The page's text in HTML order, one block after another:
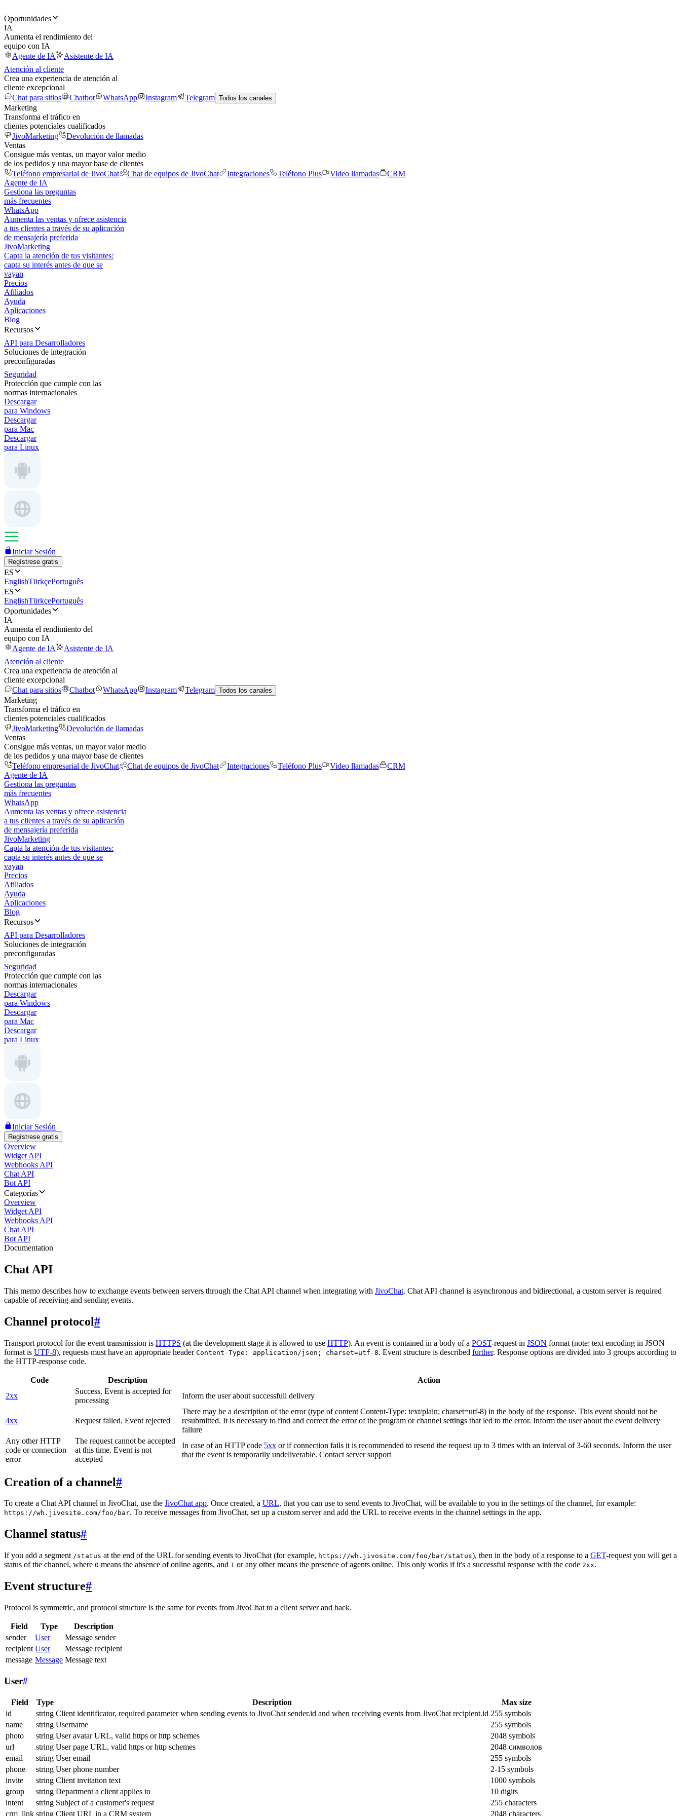
Oportunidades
IA
Aumenta el rendimiento del
equipo con IA
Agente de IA
Asistente de IA
Atención al cliente
Crea una experiencia de atención al
cliente excepcional
Chat para sitios
Chatbot WhatsApp Instagram Telegram Todos los canales
Marketing
Transforma el tráfico en
clientes potenciales cualificados
JivoMarketing
Devolución de llamadas
Ventas
Consigue más ventas, un mayor valor medio
de los pedidos y una mayor base de clientes
Teléfono empresarial de JivoChat
Chat de equipos de JivoChat Integraciones Teléfono Plus Video llamadas
CRM
Agente de IA
Gestiona las preguntas
más frecuentes
WhatsApp
Aumenta las ventas y ofrece asistencia
a tus clientes a través de su aplicación
de mensajería preferida
JivoMarketing
Capta la atención de tus visitantes:
capta su interés antes de que se
vayan
Precios
Afiliados
Ayuda
Aplicaciones
Blog
Recursos
API para Desarrolladores
Soluciones de integración
preconfiguradas
Seguridad
Protección que cumple con las
normas internacionales
Descargar
para Windows
Descargar
para Mac
Descargar
para Linux
Iniciar Sesión
Regístrese gratis
ES
EnglishTürkçePortuguês
ES
EnglishTürkçePortuguês
Oportunidades
IA
Aumenta el rendimiento del
equipo con IA
Agente de IA
Asistente de IA
Atención al cliente
Crea una experiencia de atención al
cliente excepcional
Chat para sitios
Chatbot WhatsApp Instagram Telegram Todos los canales
Marketing
Transforma el tráfico en
clientes potenciales cualificados
JivoMarketing
Devolución de llamadas
Ventas
Consigue más ventas, un mayor valor medio
de los pedidos y una mayor base de clientes
Teléfono empresarial de JivoChat
Chat de equipos de JivoChat Integraciones Teléfono Plus Video llamadas
CRM
Agente de IA
Gestiona las preguntas
más frecuentes
WhatsApp
Aumenta las ventas y ofrece asistencia
a tus clientes a través de su aplicación
de mensajería preferida
JivoMarketing
Capta la atención de tus visitantes:
capta su interés antes de que se
vayan
Precios
Afiliados
Ayuda
Aplicaciones
Blog
Recursos
API para Desarrolladores
Soluciones de integración
preconfiguradas
Seguridad
Protección que cumple con las
normas internacionales
Descargar
para Windows
Descargar
para Mac
Descargar
para Linux
Iniciar Sesión
Regístrese gratis
Overview
Widget API
Webhooks API
Chat API
Bot API
Categorías
Overview
Widget API
Webhooks API
Chat API
Bot API
Documentation
Chat API
This memo describes how to exchange events between servers through the Chat API channel when integrating with JivoChat. Chat API channel is asynchronous and bidirectional, a custom server is required
capable of receiving and sending events.
Channel protocol#
Transport protocol for the event transmission is HTTPS (at the development stage it is allowed to use HTTP). An event is contained in a body of a POST-request in JSON format (note: text encoding in JSON
format is UTF-8), requests must have an appropriate header Content-Type: application/json; charset=utf-8. Event structure is described further. Response options are divided into 3 groups according to
the HTTP-response code.
Code Description
Action
2xx
Success. Event is accepted for
processing
Inform the user about successfull delivery
4xx Request failed. Event rejected
There may be a description of the error (type of content Content-Type: text/plain; charset=utf-8) in the body of the response. This event should not be
resubmitted. It is necessary to find and correct the error of the program or channel settings that led to the error. Inform the user about the event delivery
failure
Any other HTTP
code or connection
error
The request cannot be accepted
at this time. Event is not
accepted
In case of an HTTP code 5xx or if connection fails it is recommended to resend the request up to 3 times with an interval of 3-60 seconds. Inform the user
that the event is temporarily undeliverable. Contact server support
Creation of a channel#
To create a Chat API channel in JivoChat, use the JivoChat app. Once created, a URL, that you can use to send events to JivoChat, will be available to you in the settings of the channel, for example:
https://wh.jivosite.com/foo/bar. To receive messages from JivoChat, set up a custom server and add the URL to receive events in the channel settings in the app.
Channel status#
If you add a segment /status at the end of the URL for sending events to JivoChat (for example, https://wh.jivosite.com/foo/bar/status), then in the body of a response to a GET-request you will get a
status of the channel, where 0 means the absence of online agents, and 1 or any other means the presence of agents online. This only works if it's a successful response with the code 2xx.
Event structure#
Protocol is symmetric, and protocol structure is the same for events from JivoChat to a client server and back.
Field Type
Description
sender
User
Message sender
recipient User
Message recipient
message Message Message text
User#
Field Type Description
Max size
id
string Client identificator, required parameter when sending events to JivoChat sender.id and when receiving events from JivoChat recipient.id 255 symbols
name
string Username
255 symbols
photo
string User avatar URL, valid https or http schemes
2048 symbols
url
string User page URL, valid https or http schemes
2048 символов
email
string User email
255 symbols
phone
string User phone number
2-15 symbols
invite
string Client invitation text
1000 symbols
group
string Department a client applies to
10 digits
intent
string Subject of a customer's request
255 characters
crm_link string Client URL in a CRM system 2048 characters